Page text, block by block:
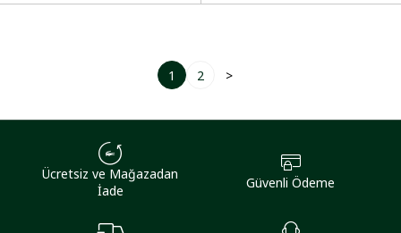
1 2 >
Ücretsiz ve Mağazadan
İade
Güvenli Ödeme